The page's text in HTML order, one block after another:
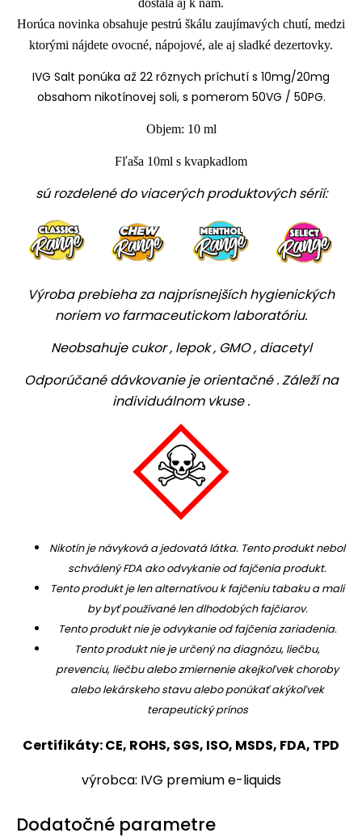
Horúca novinka obsahuje pestrú škálu zaujímavých chutí, medzi
ktorými nájdete ovocné, nápojové, ale aj sladké dezertovky.
IVG Salt ponúka až 22 rôznych príchutí s 10mg/20mg
obsahom nikotínovej soli, s pomerom 50VG / 50PG.
Objem: 10 ml
Fľaša 10ml s kvapkadlom
sú rozdelené do viacerých produktových sérií:
Výroba prebieha za najprísnejších hygienických
noriem vo farmaceutickom laboratóriu.
Neobsahuje cukor , lepok , GMO , diacetyl
Odporúčané dávkovanie je orientačné . Záleží na
individuálnom vkuse .
Nikotín je návyková a jedovatá látka. Tento produkt nebol
schválený FDA ako odvykanie od fajčenia produkt.
Tento produkt je len alternatívou k fajčeniu tabaku a mali
by byť používané len dlhodobých fajčiarov.
Tento produkt nie je odvykanie od fajčenia zariadenia.
Tento produkt nie je určený na diagnózu, liečbu,
prevenciu, liečbu alebo zmiernenie akejkoľvek choroby
alebo lekárskeho stavu alebo ponúkať akýkoľvek
terapeutický prínos
Certifikáty: CE, ROHS, SGS, ISO, MSDS, FDA, TPD
výrobca: IVG premium e-liquids
Dodatočné parametre